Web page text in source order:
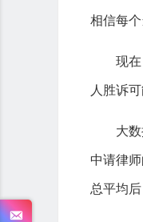
相信每个
现
人胜诉
大
中请律
总平均